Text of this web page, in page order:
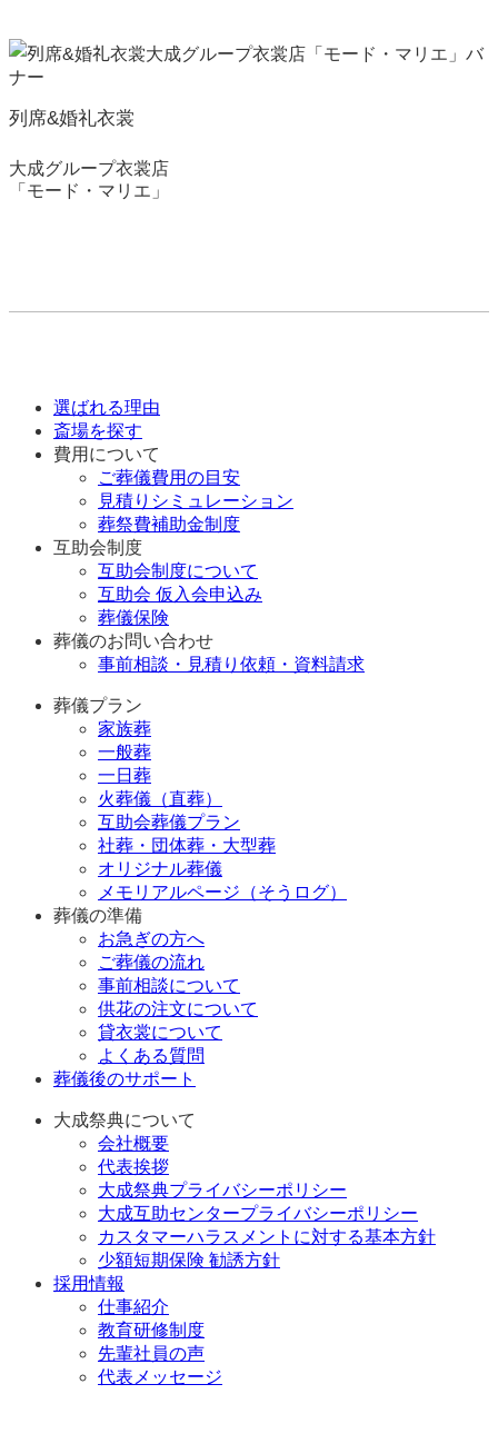
列席&婚礼衣裳
大成グループ衣裳店
「モード・マリエ」
選ばれる理由
斎場を探す
費用について
ご葬儀費用の目安
見積りシミュレーション
葬祭費補助金制度
互助会制度
互助会制度について
互助会 仮入会申込み
葬儀保険
葬儀のお問い合わせ
事前相談・見積り依頼・資料請求
葬儀プラン
家族葬
一般葬
一日葬
火葬儀（直葬）
互助会葬儀プラン
社葬・団体葬・大型葬
オリジナル葬儀
メモリアルページ（そうログ）
葬儀の準備
お急ぎの方へ
ご葬儀の流れ
事前相談について
供花の注文について
貸衣裳について
よくある質問
葬儀後のサポート
大成祭典について
会社概要
代表挨拶
大成祭典プライバシーポリシー
大成互助センタープライバシーポリシー
カスタマーハラスメントに対する基本方針
少額短期保険 勧誘方針
採用情報
仕事紹介
教育研修制度
先輩社員の声
代表メッセージ